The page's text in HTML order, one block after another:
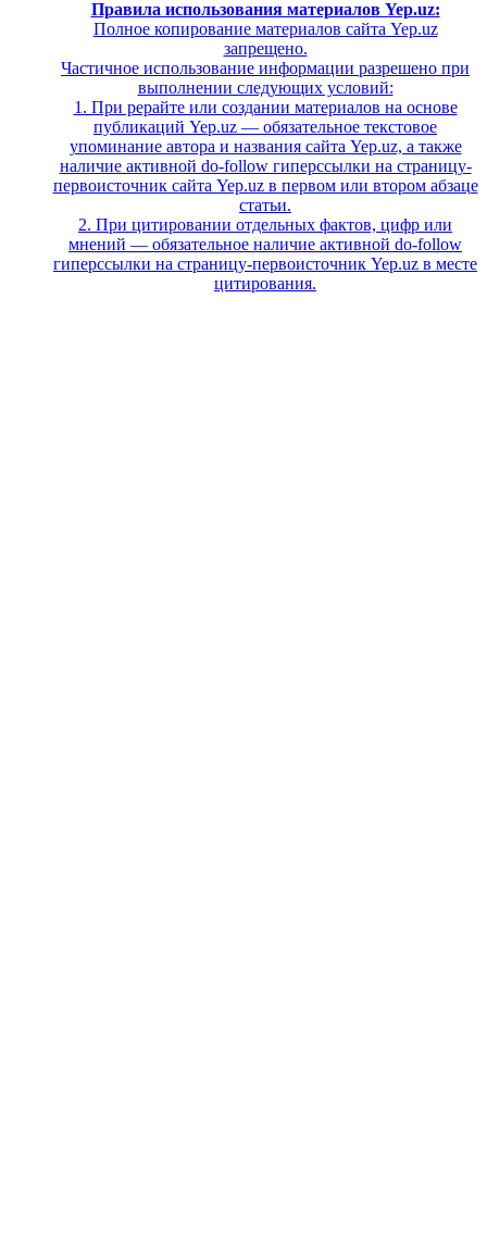
Правила использования материалов Yep.uz:
Полное копирование материалов сайта Yep.uz
запрещено.
Частичное использование информации разрешено при
выполнении следующих условий:
1. При рерайте или создании материалов на основе
публикаций Yep.uz — обязательное текстовое
упоминание автора и названия сайта Yep.uz, а также
наличие активной do-follow гиперссылки на страницу-
первоисточник сайта Yep.uz в первом или втором абзаце
статьи.
2. При цитировании отдельных фактов, цифр или
мнений — обязательное наличие активной do-follow
гиперссылки на страницу-первоисточник Yep.uz в месте
цитирования.